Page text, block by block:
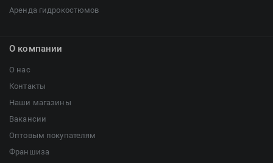
Аренда гидрокостюмов
О компании
О нас
Контакты
Наши магазины
Вакансии
Оптовым покупателям
Франшиза